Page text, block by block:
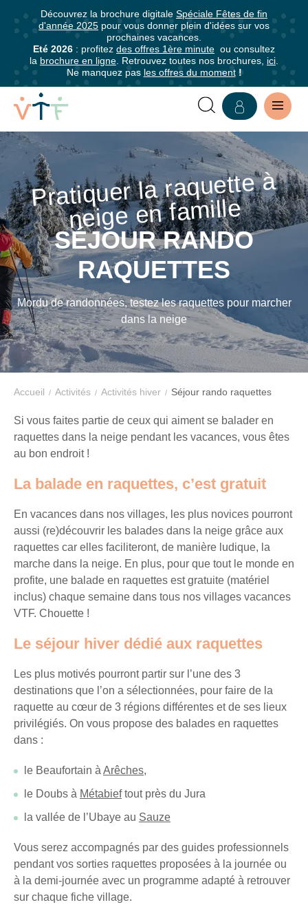
Découvrez la brochure digitale Spéciale Fêtes de fin
d'année 2025 pour vous donner plein d'idées sur vos
prochaines vacances.
Eté 2026 : profitez des offres 1ère minute ou consultez
la brochure en ligne . Retrouvez toutes nos brochures, ici
Ne manquez pas les offres du moment!
VACANCES
RANDO
RAQUETTES
Pratiquer la raquette à
neige en fa
mille
SÉJOUR RANDO
RAQUETTES
Mordu de randonnées, testez les raquettes pour marcher
dans la neige
Accueil Activités Activités hiver Séjour rando raquettes
Si vous faites partie de ceux qui aiment se balader en
raquettes dans la neige pendant les vacances, vous êtes
au bon endroit !
La balade en raquettes, c’est gratuit
En vacances dans nos villages, les plus novices pourront
aussi (re)découvrir les balades dans la neige grâce aux
raquettes car elles faciliteront, de manière ludique, la
marche dans la neige. En plus, pour que tout le monde en
profite, une balade en raquettes est gratuite (matériel
inclus) chaque semaine dans tous nos villages vacances
VTF. Chouette !
Le séjour hiver dédié aux raquettes
Les plus motivés pourront partir sur l’une des 3
destinations que l’on a sélectionnées, pour faire de la
raquette au cœur de 3 régions différentes et de ses lieux
privilégiés. On vous propose des balades en raquettes
dans :
le Beaufortain à Arêches,
le Doubs à Métabieftout près du Jura
la vallée de l’Ubaye au Sauze
Vous serez accompagnés par des guides professionnels
pendant vos sorties raquettes proposées à la journée ou
à la demi-journée avec un programme adapté à retrouver
sur chaque fiche village.
Abonnez-
vous
à
notre
newsletter
Abonnez-
vous
pour
être
informé·e
de
tous
les
avantages
VTF,
des
offres
exclusives
et
des
bons
plans
vos
!
Il
suffit
d’un
clic
tous
directement
dans
boîte
toutes
les
bons
plans,
promos,
idées